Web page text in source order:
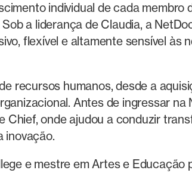
individual de cada membro
a liderança de Claudia, a
flexível e altamente sensível às
recursos humanos, desde a
Antes de ingressar
Chief, onde ajudou a conduzir
inovação.
e mestre em Artes e Educação